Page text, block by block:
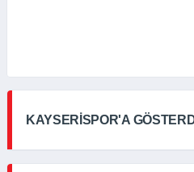
KAYSERİSPOR'A